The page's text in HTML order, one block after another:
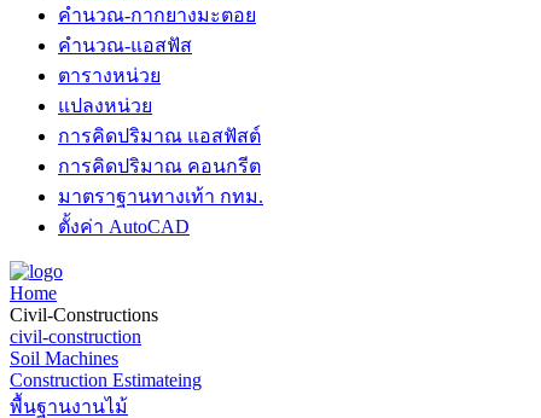
คำนวณ-กากยางมะตอย
คำนวณ-แอสฟัส
ตารางหน่วย
แปลงหน่วย
การคิดปริมาณ แอสฟัสต์
การคิดปริมาณ คอนกรีต
มาตราฐานทางเท้า กทม.
ตั้งค่า AutoCAD
Home
Civil-Constructions
civil-construction
Soil Machines
Construction Estimateing
พื้นฐานงานไม้